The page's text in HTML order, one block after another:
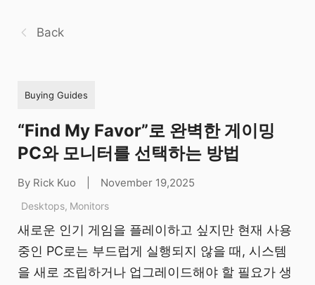
Back
Buying Guides
“Find My Favor”로 완벽한 게이밍
PC와 모니터를 선택하는 방법
By Rick Kuo November 19,2025
Desktops, Monitors
새로운 인기 게임을 플레이하고 싶지만 현재 사용
중인 PC로는 부드럽게 실행되지 않을 때, 시스템
을 새로 조립하거나 업그레이드해야 할 필요가 생